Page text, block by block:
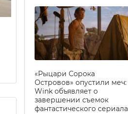
«Рыцари Сорока
Островов» опустили меч:
Wink объявляет о
завершении съемок
фантастического сериала